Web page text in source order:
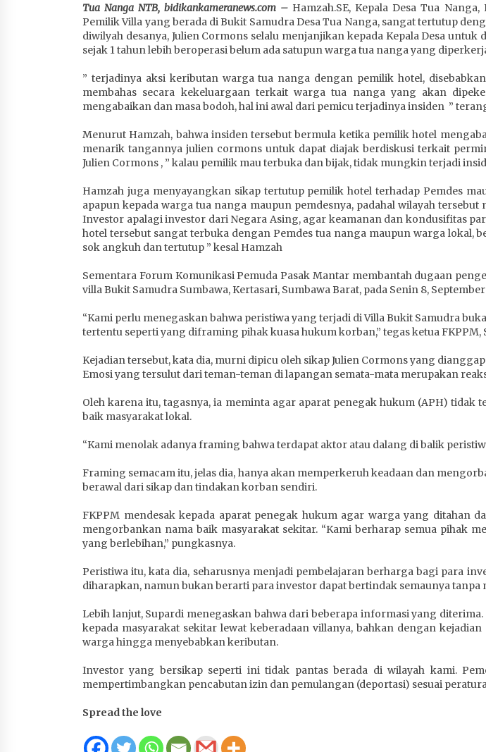
Tua Nanga NTB, bidikankameranews.com – Hamzah.SE, Kepala Desa Tua
Pemilik Villa yang berada di Bukit Samudra Desa Tua Nanga, sangat tertutup
diwilyah desanya, Julien Cormons selalu menjanjikan kepada Kepala Desa
sejak 1 tahun lebih beroperasi belum ada satupun warga tua nanga yang
” terjadinya aksi keributan warga tua nanga dengan pemilik hotel,
membahas secara kekeluargaan terkait warga tua nanga yang akan
mengabaikan dan masa bodoh, hal ini awal dari pemicu terjadinya insiden ”
Menurut Hamzah, bahwa insiden tersebut bermula ketika pemilik hotel
menarik tangannya julien cormons untuk dapat diajak berdiskusi terkait
Julien Cormons , ” kalau pemilik mau terbuka dan bijak, tidak mungkin terjadi
Hamzah juga menyayangkan sikap tertutup pemilik hotel terhadap Pemdes
apapun kepada warga tua nanga maupun pemdesnya, padahal wilayah
Investor apalagi investor dari Negara Asing, agar keamanan dan kondusifitas
hotel tersebut sangat terbuka dengan Pemdes tua nanga maupun warga lokal,
sok angkuh dan tertutup ” kesal Hamzah
Sementara Forum Komunikasi Pemuda Pasak Mantar membantah dugaan
villa Bukit Samudra Sumbawa, Kertasari, Sumbawa Barat, pada Senin 8, September
“Kami perlu menegaskan bahwa peristiwa yang terjadi di Villa Bukit Samudra
tertentu seperti yang diframing pihak kuasa hukum korban,” tegas ketua FKPPM,
Kejadian tersebut, kata dia, murni dipicu oleh sikap Julien Cormons yang
Emosi yang tersulut dari teman-teman di lapangan semata-mata merupakan
Oleh karena itu, tagasnya, ia meminta agar aparat penegak hukum (APH)
baik masyarakat lokal.
“Kami menolak adanya framing bahwa terdapat aktor atau dalang di balik
Framing semacam itu, jelas dia, hanya akan memperkeruh keadaan dan
berawal dari sikap dan tindakan korban sendiri.
FKPPM mendesak kepada aparat penegak hukum agar warga yang ditahan
mengorbankan nama baik masyarakat sekitar. “Kami berharap semua pihak
yang berlebihan,” pungkasnya.
Peristiwa itu, kata dia, seharusnya menjadi pembelajaran berharga bagi para
diharapkan, namun bukan berarti para investor dapat bertindak semaunya
Lebih lanjut, Supardi menegaskan bahwa dari beberapa informasi yang
kepada masyarakat sekitar lewat keberadaan villanya, bahkan dengan
warga hingga menyebabkan keributan.
Investor yang bersikap seperti ini tidak pantas berada di wilayah kami.
mempertimbangkan pencabutan izin dan pemulangan (deportasi) sesuai
Spread the love